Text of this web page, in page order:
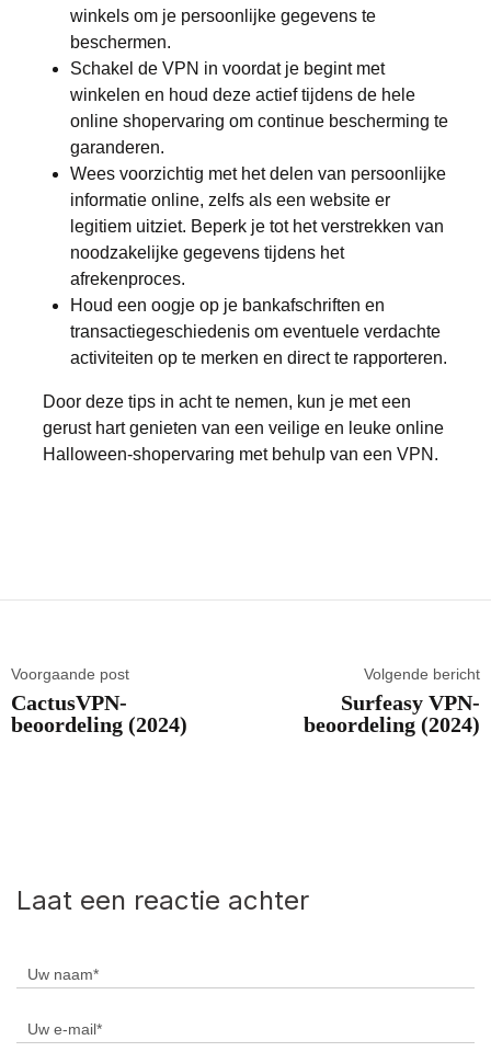
winkels om je persoonlijke gegevens te
beschermen.
Schakel de VPN in voordat je begint met
winkelen en houd deze actief tijdens de hele
online shopervaring om continue bescherming te
garanderen.
Wees voorzichtig met het delen van persoonlijke
informatie online, zelfs als een website er
legitiem uitziet. Beperk je tot het verstrekken van
noodzakelijke gegevens tijdens het
afrekenproces.
Houd een oogje op je bankafschriften en
transactiegeschiedenis om eventuele verdachte
activiteiten op te merken en direct te rapporteren.
Door deze tips in acht te nemen, kun je met een
gerust hart genieten van een veilige en leuke online
Halloween-shopervaring met behulp van een VPN.
Voorgaande post
CactusVPN-
beoordeling (2024)
Volgende bericht
Surfeasy VPN-
beoordeling (2024)
Laat een reactie achter